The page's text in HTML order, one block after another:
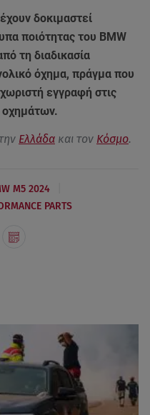
δοκιμαστεί
ποιότητας του BMW
τη διαδικασία
όχημα, πράγμα που
εγγραφή στις
οχημάτων.
Ελλάδα και τον Κόσμο.
M5 2024
PARTS